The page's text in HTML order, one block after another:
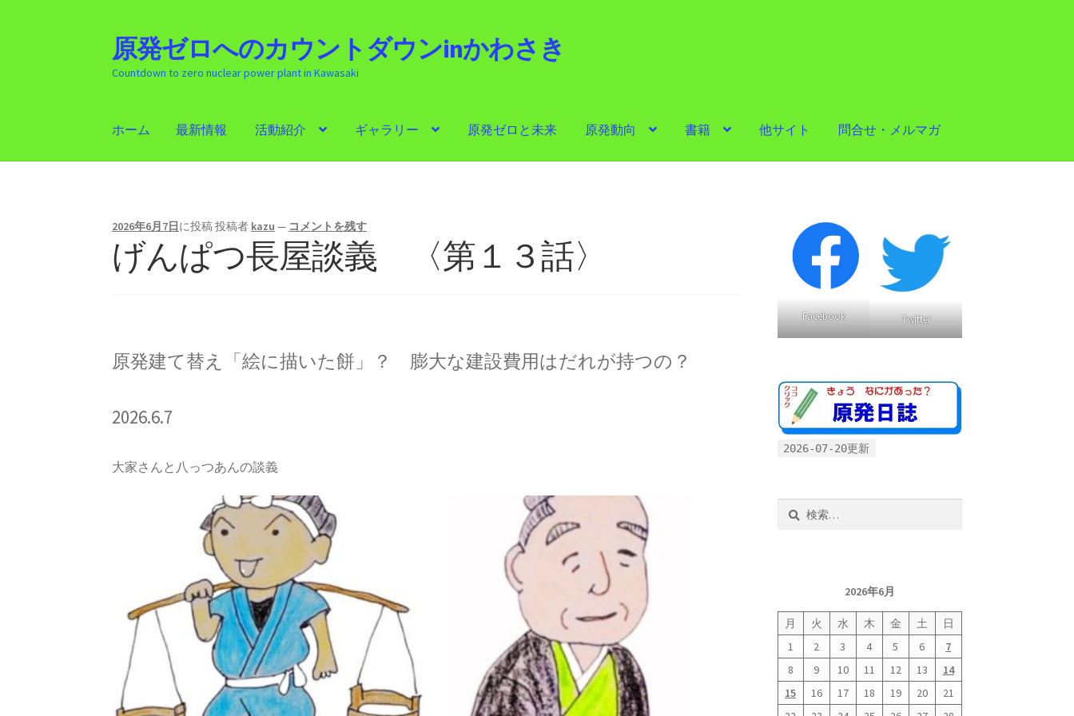
ナ
ビ
ゲ
シ
ン
キ
ッ
プ
コ
ン
テ
ツ
ス
プ
原発ゼロへのカウントダウンinかわさき
Countdown to zero nuclear power plant in Kawasaki
ホーム 最新情報 活動紹介 ギャラリー 原発ゼロと未来 原発動向 書籍 他サイト 問合せ・メルマガ
2026年6月7日に投稿投稿者 kazu — コメントを残す
げんぱつ長屋談義 〈第１３話〉
原発建て替え「絵に描いた餅」？ 膨大な建設費用はだれが持つの？
2026.6.7
大家さんと八っつあんの談義
Facebook Twitter
2026-07-20更新
2026年6月
月 火 水 木 金 土
日
1
2 3 4 5 6
7
8
9 10 11 12 13
14
15
16 17 18 19 20
21